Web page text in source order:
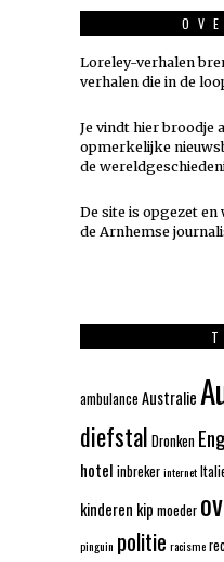
Loreley-verhalen
verhalen die in de
Je vindt hier broodje
opmerkelijke
de
De site is opgezet
de Arnhemse
ambulance Australie
diefstal Dronken
hotel inbrekerinternet
kinderen kip moeder
pinguin politie racisme